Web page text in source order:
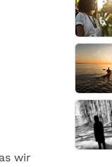
wir